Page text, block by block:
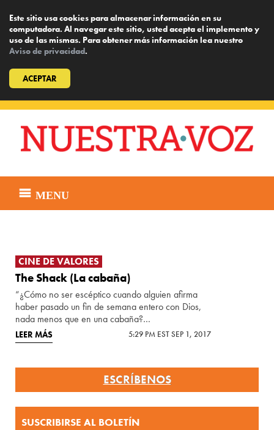
Este sitio usa cookies para almacenar información en su
computadora. Al navegar este sitio, usted acepta el implemento y
uso de las mismas. Para obtener más información lea nuestro
Aviso de privacidad.
ACEPTAR
content
MENU
CINE DE VALORES
The Shack (La cabaña)
“¿Cómo no ser escéptico cuando alguien afirma
haber pasado un fin de semana entero con Dios,
nada menos que en una cabaña?…
LEER MÁS 5:29 PM EST SEP 1, 2017
ESCRÍBENOS
SUSCRIBIRSE AL BOLETÍN